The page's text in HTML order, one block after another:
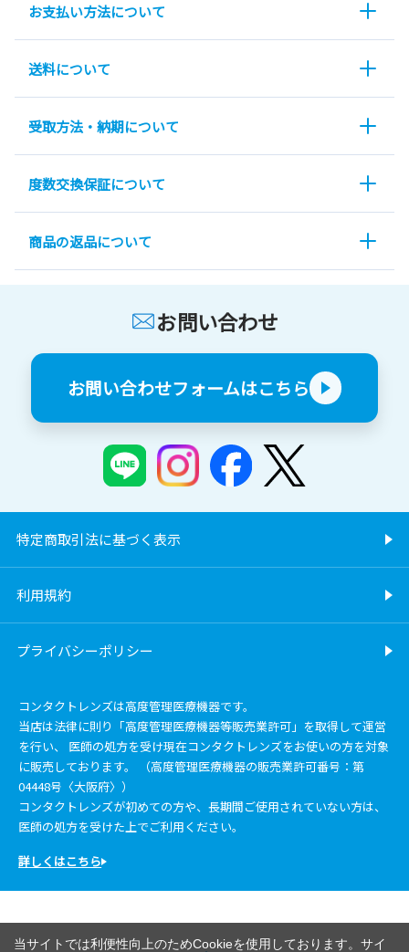
お支払い方法について
送料について
受取方法・納期について
度数交換保証について
商品の返品について
お問い合わせ
お問い合わせフォームはこちら
特定商取引法に基づく表示
利用規約
プライバシーポリシー
コンタクトレンズは高度管理医療機器です。
当店は法律に則り「高度管理医療機器等販売業許可」を取得して運営
を行い、 医師の処方を受け現在コンタクトレンズをお使いの方を対象
に販売しております。 （高度管理医療機器の販売業許可番号：第
04448号〈大阪府〉）
コンタクトレンズが初めての方や、長期間ご使用されていない方は、
医師の処方を受けた上でご利用ください。
詳しくはこちら
当サイトでは利便性向上のためCookieを使用しております。サイ